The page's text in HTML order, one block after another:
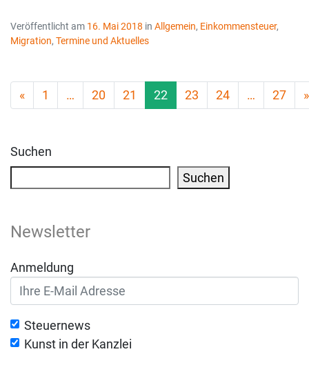
Veröffentlicht am 16. Mai 2018 in Allgemein, Einkommensteuer,
Migration, Termine und Aktuelles
Posts navigation
« 1 … 20 21 22 23 24 … 27 »
Suchen
Suchen
Newsletter
Anmeldung
Steuernews
Kunst in der Kanzlei